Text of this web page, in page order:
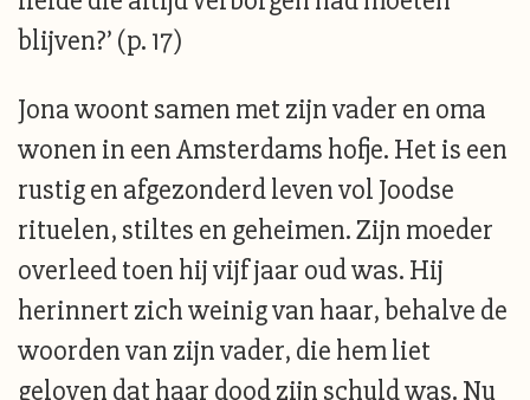
blijven?’ (p. 17)
Jona woont samen met zijn vader en oma
wonen in een Amsterdams hofje. Het is een
rustig en afgezonderd leven vol Joodse
rituelen, stiltes en geheimen. Zijn moeder
overleed toen hij vijf jaar oud was. Hij
herinnert zich weinig van haar, behalve de
woorden van zijn vader, die hem liet
geloven dat haar dood zijn schuld was. Nu